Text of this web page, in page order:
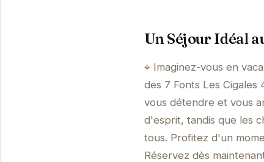
Un Séjour Idéal
Imaginez-vous en
des 7 Fonts Les
vous détendre et vous
d'esprit, tandis que les
tous. Profitez d'un
Réservez dès